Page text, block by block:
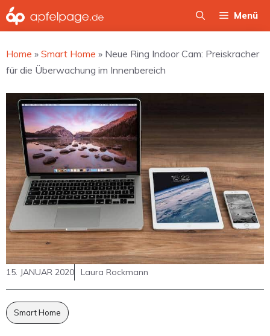
Zum
Inhalt
Menü
Home » Smart Home » Neue Ring Indoor Cam: Preiskracher
für die Überwachung im Innenbereich
15. JANUAR 2020 Laura Rockmann
Smart Home